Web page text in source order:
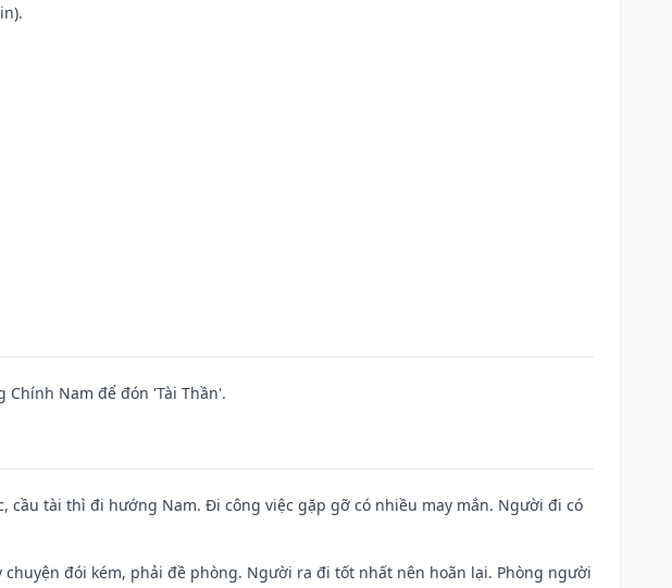
Nam để đón 'Tài Thần'.
cầu tài thì đi hướng Nam. Đi công việc gặp gỡ có nhiều may mắn. Người đi có
chuyện đói kém, phải đề phòng. Người ra đi tốt nhất nên hoãn lại. Phòng người